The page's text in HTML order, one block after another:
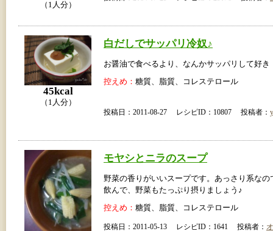
（1人分）
45kcal
（1人分）
白だしでサッパリ冷奴♪
お醤油で食べるより、なんかサッパリして好き
控えめ： 糖質、脂質、コレステロール
投稿日：2011-08-27 レシピID：10807 投稿者：
モヤシとニラのスープ
野菜の香りがいいスープです。あっさり系なの
飲んで、野菜もたっぷり摂りましょう♪
控えめ： 糖質、脂質、コレステロール
投稿日：2011-05-13 レシピID：1641 投稿者：